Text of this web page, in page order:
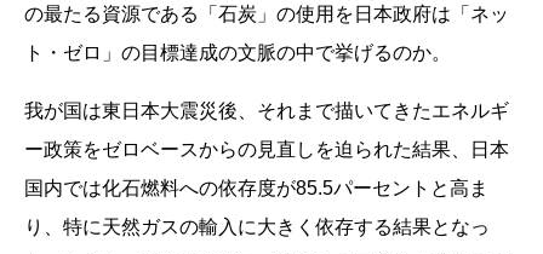
の最たる資源である「石炭」の使用を日本政府は「ネッ
ト・ゼロ」の目標達成の文脈の中で挙げるのか。
我が国は東日本大震災後、それまで描いてきたエネルギ
ー政策をゼロベースからの見直しを迫られた結果、日本
国内では化石燃料への依存度が85.5パーセントと高ま
り、特に天然ガスの輸入に大きく依存する結果となっ